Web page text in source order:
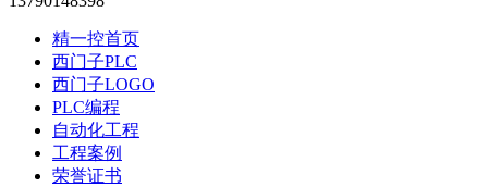
精一控首页
西门子PLC
西门子LOGO
PLC编程
自动化工程
工程案例
荣誉证书